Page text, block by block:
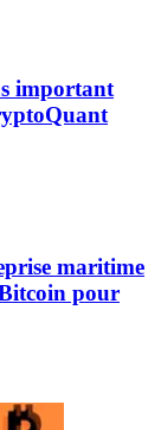
important
maritime
pour